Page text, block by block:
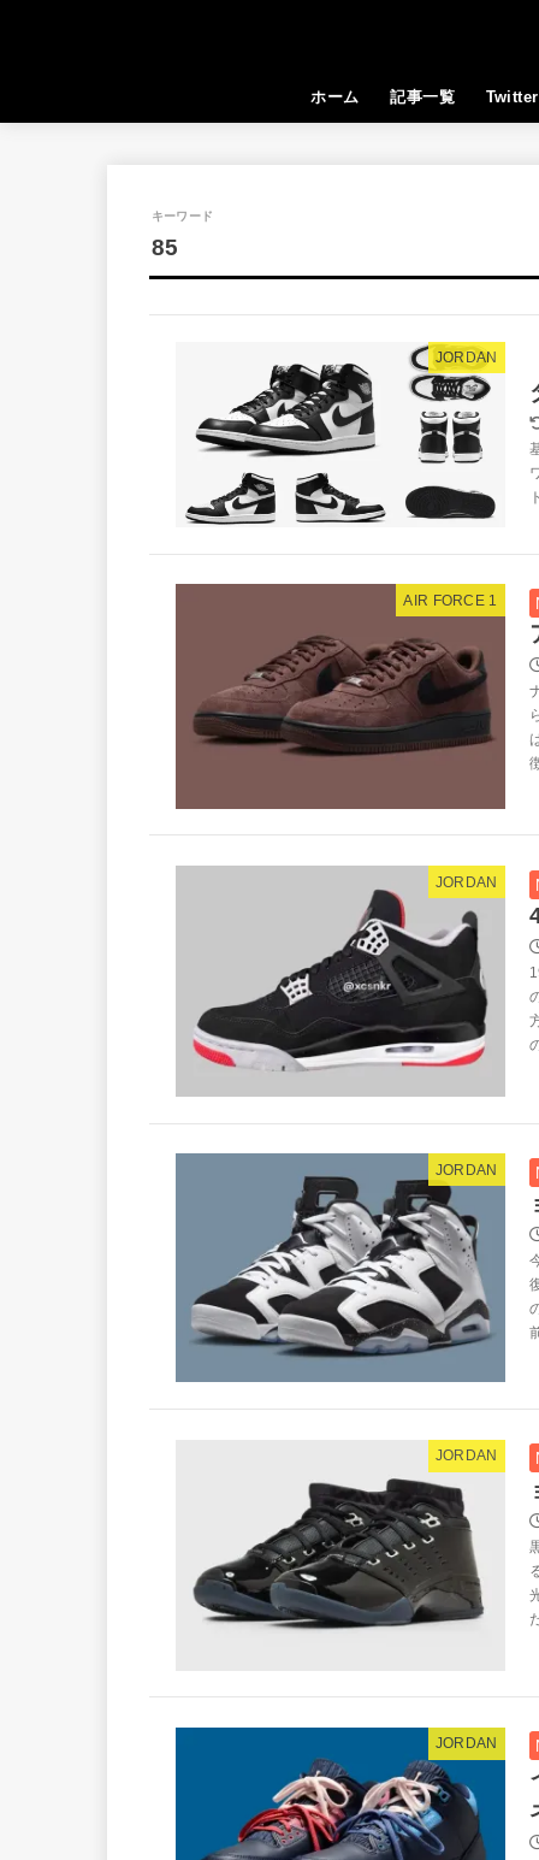
ホーム 記事一覧 Twitter
キーワード
85
JORDAN
AIR FORCE 1
JORDAN
JORDAN
JORDAN
JORDAN